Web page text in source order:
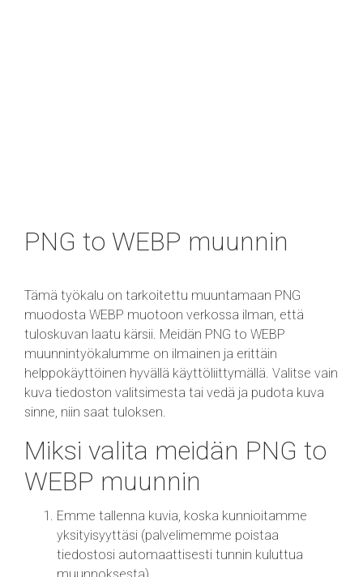
PNG to WEBP muunnin
Tämä työkalu on tarkoitettu muuntamaan PNG
muodosta WEBP muotoon verkossa ilman, että
tuloskuvan laatu kärsii. Meidän PNG to WEBP
muunnintyökalumme on ilmainen ja erittäin
helppokäyttöinen hyvällä käyttöliittymällä. Valitse vain
kuva tiedoston valitsimesta tai vedä ja pudota kuva
sinne, niin saat tuloksen.
Miksi valita meidän PNG to
WEBP muunnin
Emme tallenna kuvia, koska kunnioitamme
yksityisyyttäsi (palvelimemme poistaa
tiedostosi automaattisesti tunnin kuluttua
muunnoksesta).